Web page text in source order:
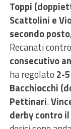
Toppi
Scattolini e
secondo posto
Recanati
consecutivo
ha regolato 2-
Bacchiocchi
Pettinari.
derby contro il